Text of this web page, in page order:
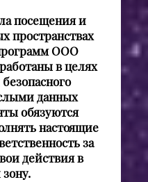
посещения и
пространствах
ООО
в целях
данных
обязуются
настоящие
за
действия в